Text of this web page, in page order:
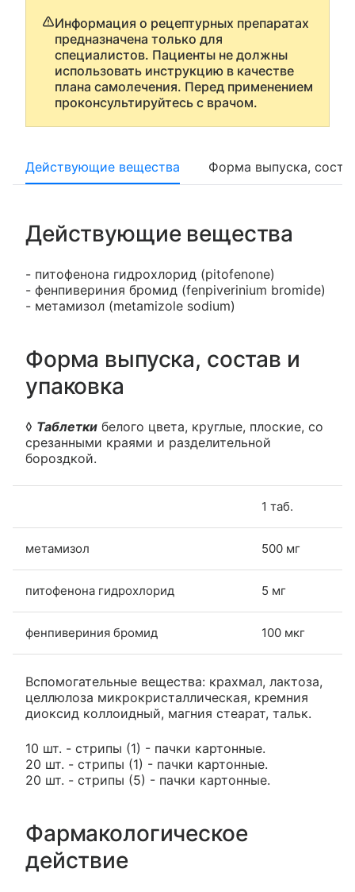
Информация о рецептурных препаратах
предназначена только для
специалистов. Пациенты не должны
использовать инструкцию в качестве
плана самолечения. Перед применением
проконсультируйтесь с врачом.
Действующие вещества Форма выпуска,
Действующие вещества
- питофенона гидрохлорид (pitofenone)
- фенпивериния бромид (fenpiverinium bromide)
- метамизол (metamizole sodium)
Форма выпуска, состав и
упаковка
◊ Таблетки белого цвета, круглые, плоские, со
срезанными краями и разделительной
бороздкой.
1 таб.
метамизол 500 мг
питофенона гидрохлорид 5 мг
фенпивериния бромид 100 мкг
Вспомогательные вещества: крахмал, лактоза,
целлюлоза микрокристаллическая, кремния
диоксид коллоидный, магния стеарат, тальк.
10 шт. - стрипы (1) - пачки картонные.
20 шт. - стрипы (1) - пачки картонные.
20 шт. - стрипы (5) - пачки картонные.
Фармакологическое
действие